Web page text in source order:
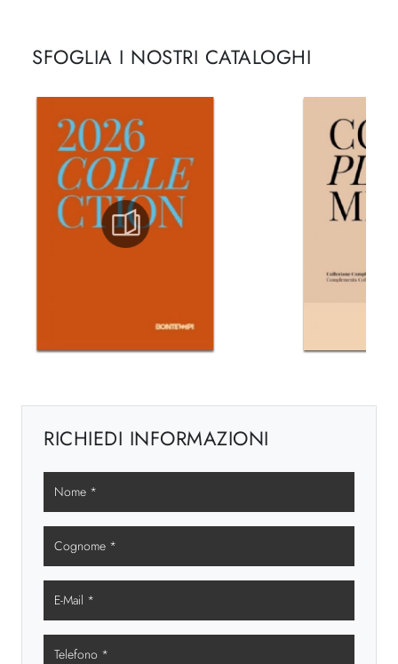
SFOGLIA I NOSTRI CATALOGHI
RICHIEDI INFORMAZIONI